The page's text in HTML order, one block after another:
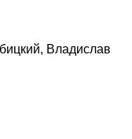
Владислав